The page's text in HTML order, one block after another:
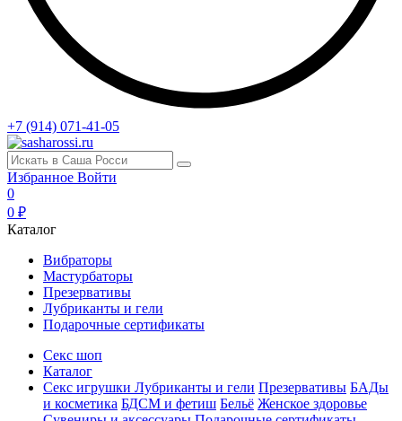
+7 (914) 071-41-05
Избранное Войти
0
0 ₽
Каталог
Вибраторы
Мастурбаторы
Презервативы
Лубриканты и гели
Подарочные сертификаты
Секс шоп
Каталог
Секс игрушки Лубриканты и гели Презервативы БАДы
и косметика БДСМ и фетиш Бельё Женское здоровье